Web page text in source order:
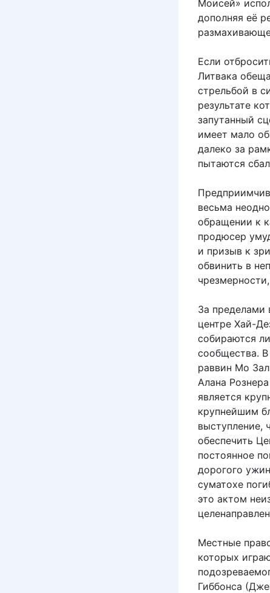
Моисей»
дополняя её
Если
Литвака
стрельбой в
результате
запутанный
имеет мало
далеко за
пытаются
весьма
обращении к
продюсер
и призыв к
обвинить в
За
центре Хай-
собираются
сообщества.
раввин Мо
Алана
является
крупнейшим
выступление,
обеспечить
постоянное
дорогого
суматохе
это актом
Местные
которых
Гиббонса